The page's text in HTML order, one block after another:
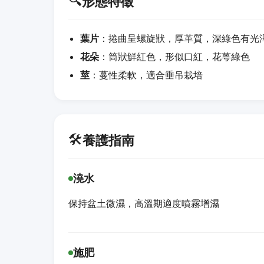
葉片 ：捲曲呈螺旋狀，厚革質，深綠色有光
花朵 ：筒狀鮮紅色，形似口紅，花萼綠色
莖 ：蔓性柔軟，適合垂吊栽培
🛠️養護指南
澆水
保持盆土微濕，高溫期適度噴霧增濕
施肥